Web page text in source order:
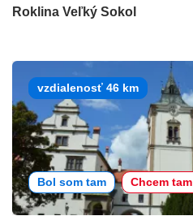
Roklina Veľký Sokol
vzdialenosť 46 km
Bol som tam Chcem tam